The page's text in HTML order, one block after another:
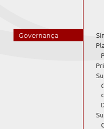
Governança